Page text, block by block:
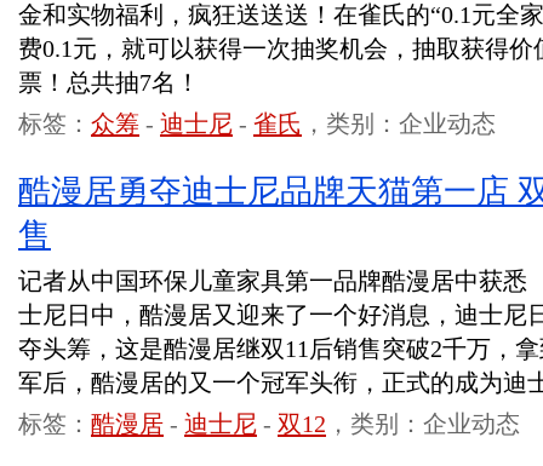
金和实物福利，疯狂送送送！在雀氏的“0.1元全
费0.1元，就可以获得一次抽奖机会，抽取获得价
票！总共抽7名！
标签： 众筹 - 迪士尼 - 雀氏 ，类别：企业动态
酷漫居勇夺迪士尼品牌天猫第一店
售
记者从中国环保儿童家具第一品牌酷漫居中获悉
士尼日中，酷漫居又迎来了一个好消息，迪士尼
夺头筹，这是酷漫居继双11后销售突破2千万，
军后，酷漫居的又一个冠军头衔，正式的成为迪
标签： 酷漫居 - 迪士尼 - 双12 ，类别：企业动态